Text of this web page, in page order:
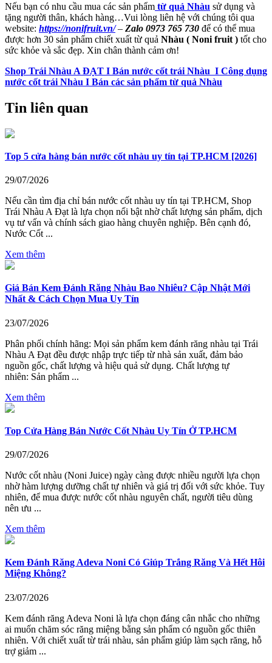
Nếu bạn có nhu cầu mua các sản phẩm từ quả Nhàu sử dụng và
tặng người thân, khách hàng…Vui lòng liên hệ với chúng tôi qua
website: https://nonifruit.vn/– Zalo 0973 765 730 để có thể mua
được hơn 30 sản phẩm chiết xuất từ quả Nhàu ( Noni fruit ) tốt cho
sức khỏe và sắc đẹp. Xin chân thành cảm ơn!
Shop Trái Nhàu A ĐẠT I Bán nước cốt trái Nhàu I Công dụng
nước cốt trái Nhàu I Bán các sản phẩm từ quả Nhàu
Tin liên quan
Top 5 cửa hàng bán nước cốt nhàu uy tín tại TP.HCM [2026]
29/07/2026
Nếu cần tìm địa chỉ bán nước cốt nhàu uy tín tại TP.HCM, Shop
Trái Nhàu A Đạt là lựa chọn nổi bật nhờ chất lượng sản phẩm, dịch
vụ tư vấn và chính sách giao hàng chuyên nghiệp. Bên cạnh đó,
Nước Cốt ...
Xem thêm
Giá Bán Kem Đánh Răng Nhàu Bao Nhiêu? Cập Nhật Mới
Nhất & Cách Chọn Mua Uy Tín
23/07/2026
Phân phối chính hãng: Mọi sản phẩm kem đánh răng nhàu tại Trái
Nhàu A Đạt đều được nhập trực tiếp từ nhà sản xuất, đảm bảo
nguồn gốc, chất lượng và hiệu quả sử dụng. Chất lượng tự
nhiên: Sản phẩm ...
Xem thêm
Top Cửa Hàng Bán Nước Cốt Nhàu Uy Tín Ở TP.HCM
29/07/2026
Nước cốt nhàu (Noni Juice) ngày càng được nhiều người lựa chọn
nhờ hàm lượng dưỡng chất tự nhiên và giá trị đối với sức khỏe. Tuy
nhiên, để mua được nước cốt nhàu nguyên chất, người tiêu dùng
nên ưu ...
Xem thêm
Kem Đánh Răng Adeva Noni Có Giúp Trắng Răng Và Hết Hôi
Miệng Không?
23/07/2026
Kem đánh răng Adeva Noni là lựa chọn đáng cân nhắc cho những
ai muốn chăm sóc răng miệng bằng sản phẩm có nguồn gốc thiên
nhiên. Với chiết xuất từ trái nhàu, sản phẩm giúp làm sạch răng, hỗ
trợ giảm ...